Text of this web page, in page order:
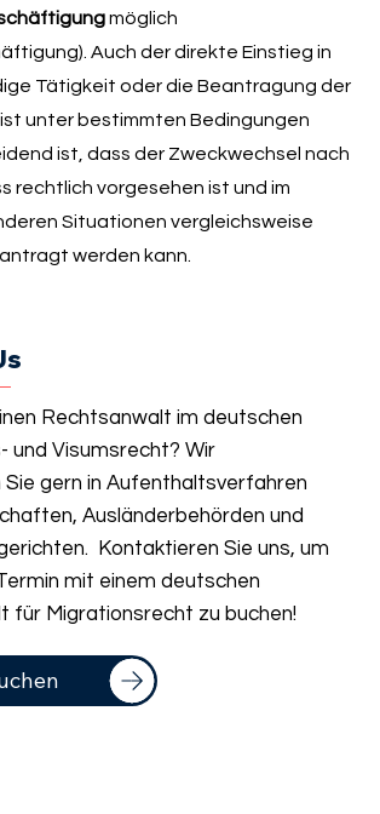
möglich
Auch der direkte Einstieg in
Tätigkeit oder die Beantragung der
ist unter bestimmten Bedingungen
ist, dass der Zweckwechsel nach
rechtlich vorgesehen ist und im
Situationen vergleichsweise
werden kann.
Rechtsanwalt im deutschen
und Visumsrecht? Wir
gern in Aufenthaltsverfahren
Ausländerbehörden und
Kontaktieren Sie uns, um
mit einem deutschen
für Migrationsrecht zu buchen!